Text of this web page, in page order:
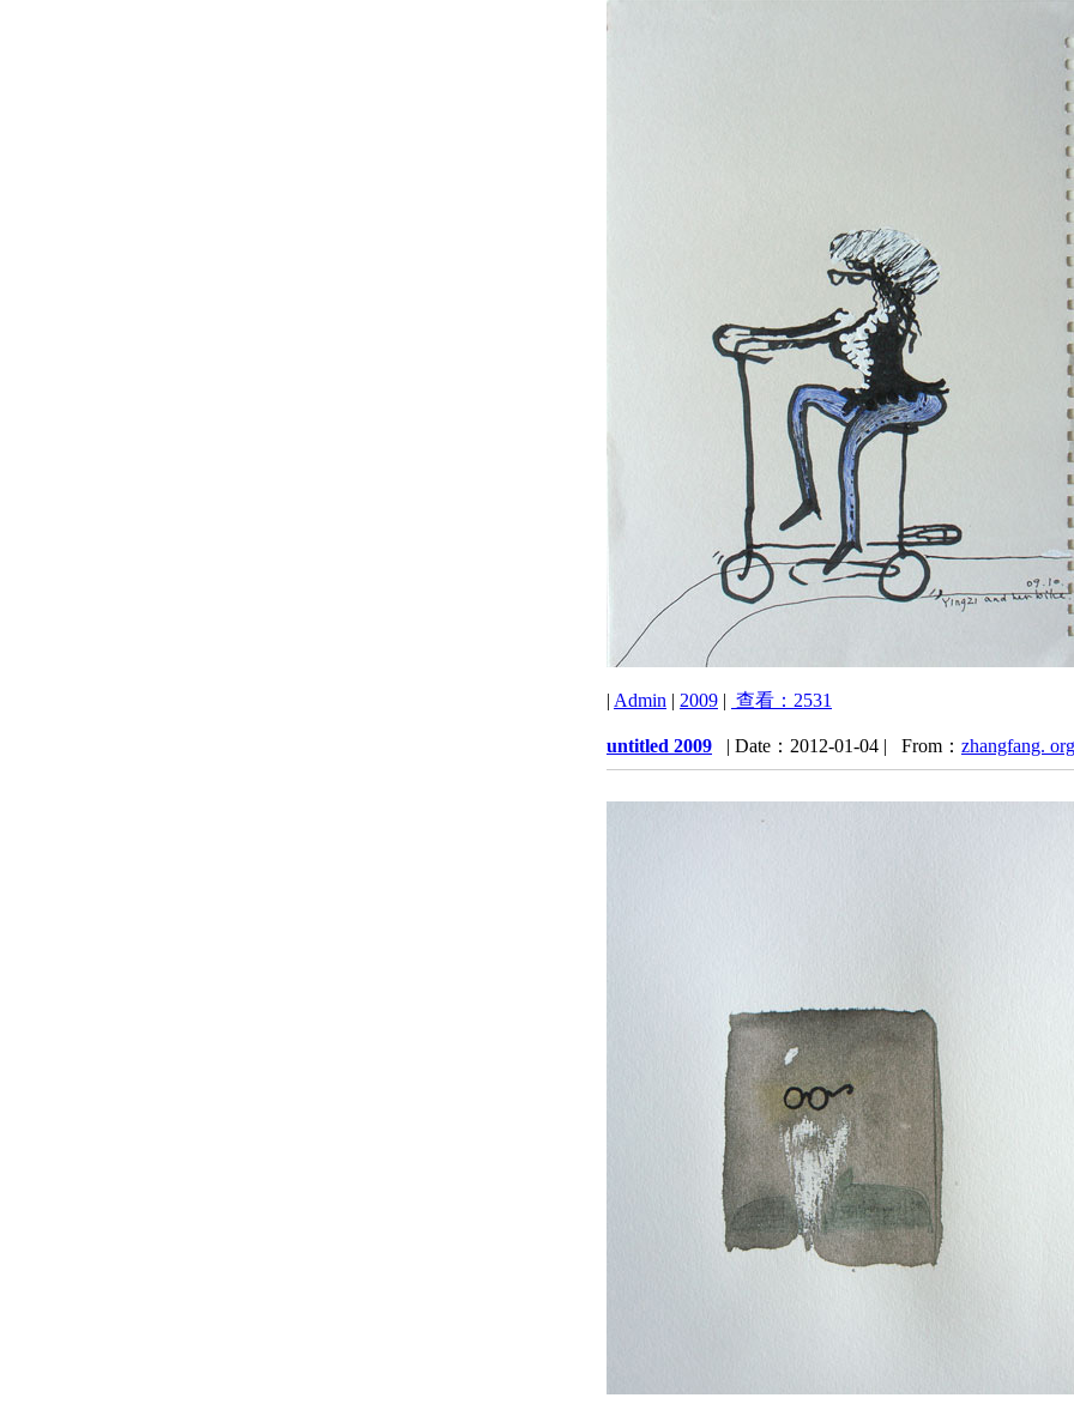
| Admin | 2009 | 查看：2531
untitled 2009 | Date：2012-01-04 | From： zhangfang. org